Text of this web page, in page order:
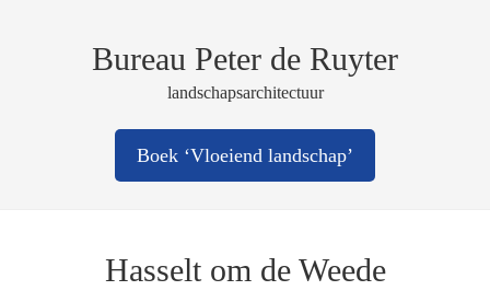
Bureau Peter de Ruyter
landschapsarchitectuur
Boek ‘Vloeiend landschap’
Hasselt om de Weede